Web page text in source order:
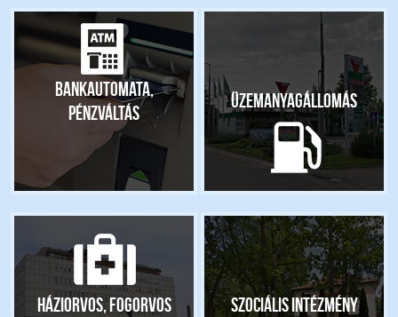
Bankautomata,
pénzváltás
Üzemanyagállomás
Háziorvos, fogorvos Szociális intézmény